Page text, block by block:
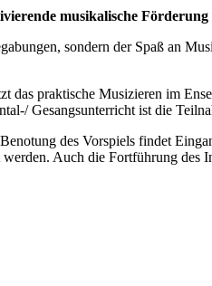
musikalische
sondern der Spaß an
praktische Musizieren im
Gesangsunterricht ist die
des Vorspiels findet
Auch die Fortführung des